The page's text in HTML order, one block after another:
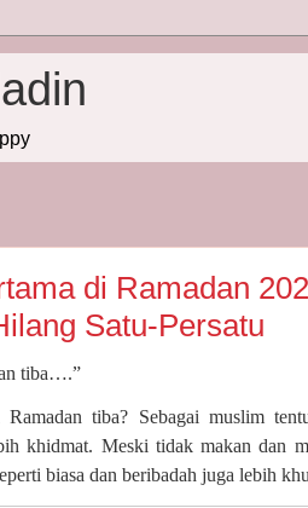
di Ramadan
Satu-Persatu
tiba….”
tiba? Sebagai muslim
khidmat. Meski tidak makan dan
biasa dan beribadah juga lebih